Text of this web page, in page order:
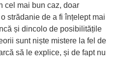
cel mai bun caz, doar
strădanie de a fi înțelept mai
și dincolo de posibilitățile
sunt niște mistere la fel de
să le explice, și de fapt nu